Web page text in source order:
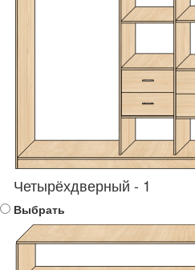
Четырёхдверный - 1
Выбрать